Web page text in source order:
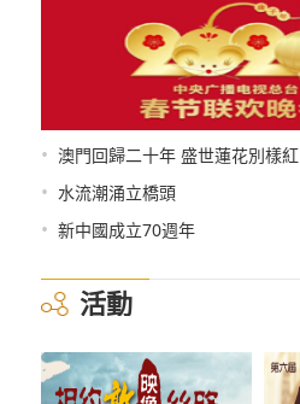
• 澳門回歸二十年 盛世蓮花別樣紅
• 水流潮涌立橋頭
• 新中國成立70週年
活動